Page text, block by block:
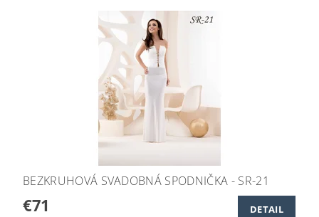
BEZKRUHOVÁ SVADOBNÁ SPODNIČKA - SR-21
€71 DETAIL